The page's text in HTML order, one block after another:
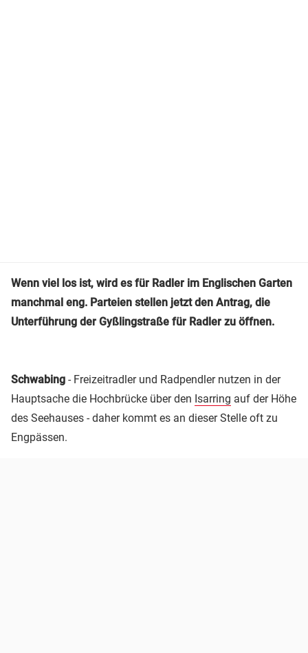
Wenn viel los ist, wird es für Radler im Englischen Garten
manchmal eng. Parteien stellen jetzt den Antrag, die
Unterführung der Gyßlingstraße für Radler zu öffnen.
Schwabing - Freizeitradler und Radpendler nutzen in der
Hauptsache die Hochbrücke über den Isarring auf der Höhe
des Seehauses - daher kommt es an dieser Stelle oft zu
Engpässen.